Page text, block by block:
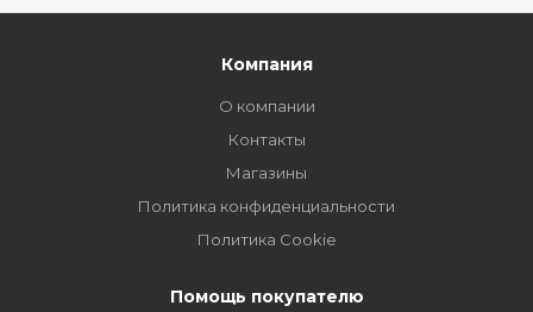
Компания
О компании
Контакты
Магазины
Политика конфиденциальности
Политика Cookie
Помощь покупателю